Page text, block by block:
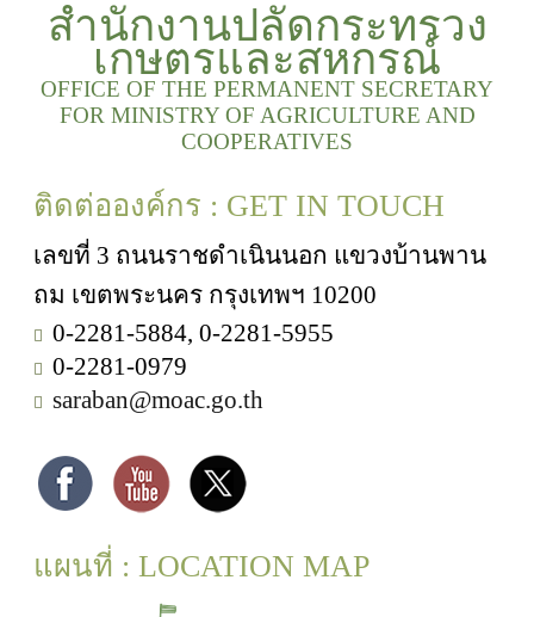
สำนักงานปลัดกระทรวง
เกษตรและสหกรณ์
OFFICE OF THE PERMANENT SECRETARY
FOR MINISTRY OF AGRICULTURE AND
COOPERATIVES
ติดต่อองค์กร : GET IN TOUCH
เลขที่ 3 ถนนราชดำเนินนอก แขวงบ้านพาน
ถม เขตพระนคร กรุงเทพฯ 10200
0-2281-5884, 0-2281-5955
0-2281-0979
saraban@moac.go.th
แผนที่ : LOCATION MAP